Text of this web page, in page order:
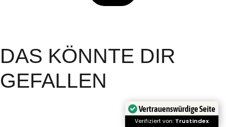
DAS KÖNNTE DIR
GEFALLEN
Vertrauenswürdige Seite
Verifiziert von: Trustindex